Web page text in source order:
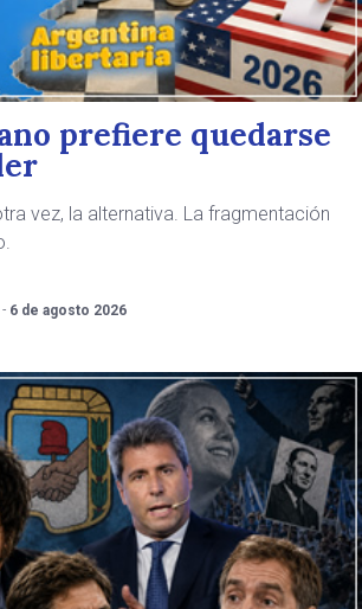
prefiere quedarse
vez, la alternativa. La fragmentación
6 de agosto 2026